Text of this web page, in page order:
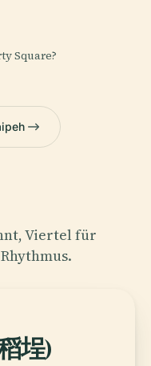
Square?
Viertel für
埕)